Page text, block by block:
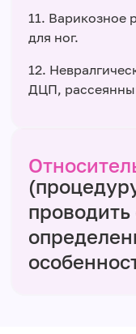
11. Варикозное
для ног.
12.
ДЦП,
проводить